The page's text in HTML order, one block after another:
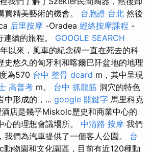
精美藝術的機會。 台胞證 台北 然後
后里按摩 -Oradea 經絡按摩課程 -
續的旅程。 GOOGLE SEARCH
以來，風車的紀念碑一直在死去的科
史悠久的匈牙利和喀爾巴阡盆地的地理
為570 台中 整骨 dcard m，其中呈現
高普考 m。 台中 抓龍筋 洞穴的特色
中形成的，... google 關鍵字 馬里科克
酒店是幾乎Miskolc歷史和商業中心的
的理想會議場所。 中清路 按摩 我們
我們為汽車提供了一個客人公園。 台
物園和文化園區，目前有近120種動